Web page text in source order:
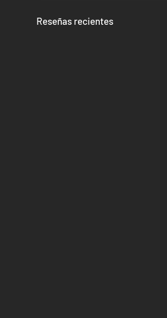
Motor, suspensión, ruedas... Tienes
para adaptarlo a tu estilo de
Visita el paraíso del drift
Reseñas recientes